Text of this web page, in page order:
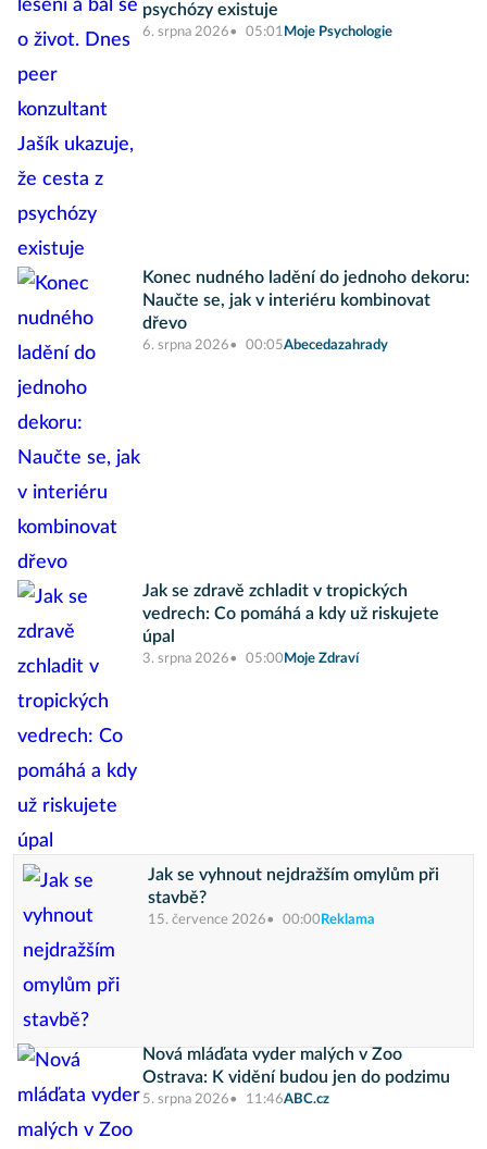
psychózy existuje
6. srpna 2026 05:01 Moje Psychologie
Konec nudného ladění do jednoho dekoru:
Naučte se, jak v interiéru kombinovat
dřevo
6. srpna 2026 00:05Abecedazahrady
Jak se zdravě zchladit v tropických
vedrech: Co pomáhá a kdy už riskujete
úpal
3. srpna 2026 05:00 Moje Zdraví
Jak se vyhnout nejdražším omylům při
stavbě?
15. července 2026 00:00 Reklama
Nová mláďata vyder malých v Zoo
Ostrava: K vidění budou jen do podzimu
5. srpna 2026 11:46ABC.cz